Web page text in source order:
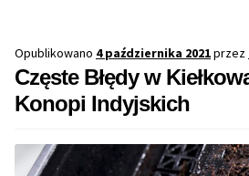
Przewaga Sativa
100% Indica
100% Sativa
Opublikowano 4 października 2021przez
Częste Błędy w
Konopi Indyjskich